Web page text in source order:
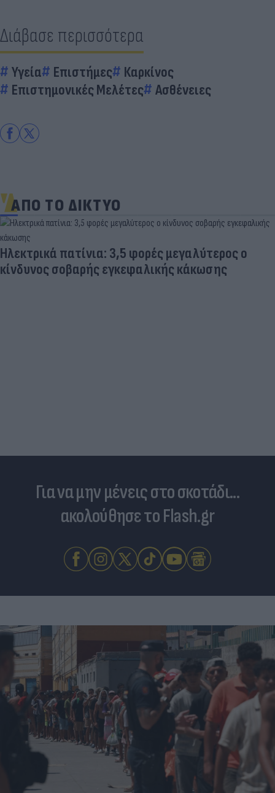
Διάβασε περισσότερα
Υγεία Επιστήμες
Καρκίνος
Επιστημονικές Μελέτες
Ασθένειες
ΑΠΟ ΤΟ ΔΙΚΤΥΟ
Ηλεκτρικά πατίνια: 3,5 φορές μεγαλύτερος ο
κίνδυνος σοβαρής εγκεφαλικής κάκωσης
Για να μην μένεις στο σκοτάδι...
ακολούθησε το Flash.gr